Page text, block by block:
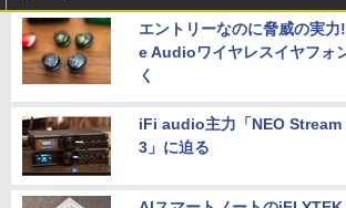
エントリーなのに脅威の実
e Audioワイヤレスイヤフォ
く
iFi audio主力「NEO Stream
3」に迫る